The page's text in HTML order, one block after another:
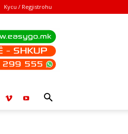
Kycu / Regjistrohu